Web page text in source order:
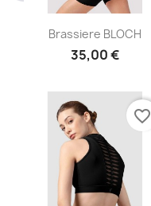
Aperçu rapide
Brassiere BLOCH
35,00 €
favorite_border